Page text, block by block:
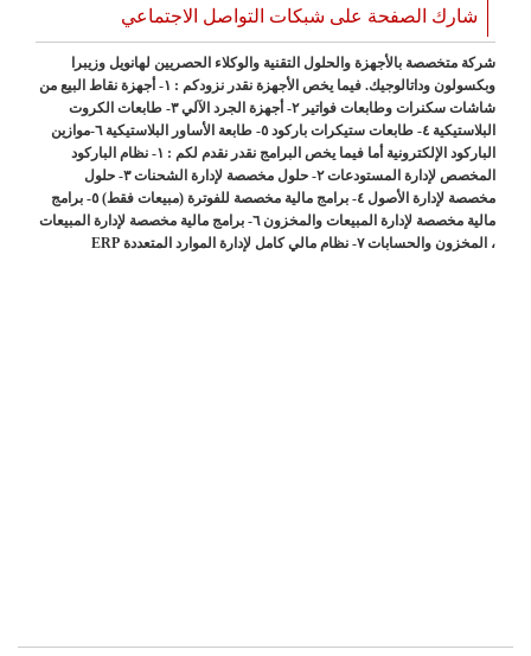
شارك الصفحة على شبكات التواصل الاجتماعي
شركة متخصصة بالأجهزة والحلول التقنية والوكلاء الحصريين لهانويل وزيبرا
وبكسولون وداتالوجيك. ‏فيما يخص الأجهزة نقدر نزودكم : ‏١- أجهزة نقاط البيع من
شاشات سكنرات وطابعات فواتير ‏٢- أجهزة الجرد الآلي ‏٣- طابعات الكروت
البلاستيكية ‏٤- طابعات ستيكرات باركود ‏٥- طابعة الأساور البلاستيكية ‏٦-موازين
الباركود الإلكترونية ‏أما فيما يخص البرامج نقدر نقدم لكم : ‏١- نظام الباركود
المخصص لإدارة المستودعات ٢- حلول مخصصة لإدارة الشحنات ٣- حلول
مخصصة لإدارة الأصول ٤- برامج مالية مخصصة للفوترة (مبيعات فقط) ‏٥- برامج
مالية مخصصة لإدارة المبيعات والمخزون ٦- برامج مالية مخصصة لإدارة المبيعات
، المخزون والحسابات ٧- نظام مالي كامل لإدارة الموارد المتعددة ERP